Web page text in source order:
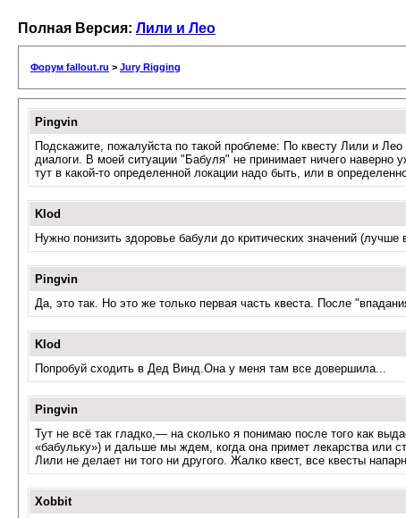
Полная Версия: Лили и Лео
Форум fallout.ru > Jury Rigging
Pingvin
Подскажите, пожалуйста по такой проблеме: По квесту Лили и
диалоги. В моей ситуации "Бабуля" не принимает ничего
тут в какой-то определенной локации надо быть, или в
Klod
Нужно понизить здоровье бабули до критических значений
Pingvin
Да, это так. Но это же только первая часть квеста. После
Klod
Попробуй сходить в Дед Винд.Она у меня там все довершила...
Pingvin
Тут не всё так гладко,— на сколько я понимаю после того как
«бабульку») и дальше мы ждем, когда она примет лекарства или
Лили не делает ни того ни другого. Жалко квест, все квесты
Xobbit